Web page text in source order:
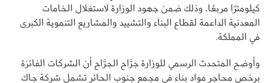
كيلومترًا مربعًا، وذلك ضمن جهود الوزارة لاستغلال الخامات
المعدنية الداعمة لقطاع البناء والتشييد والمشاريع التنموية الكبرى
في المملكة.
وأوضح المتحدث الرسمي للوزارة جرَّاح الجرَّاح أن الشركات الفائزة
برخص محاجر مواد بناء في مجمع جنوب الحائر تشمل شركة جاك